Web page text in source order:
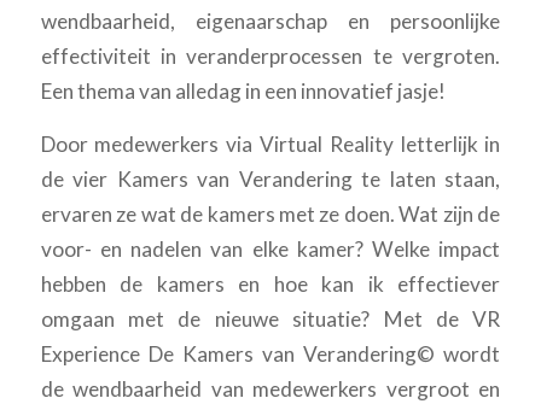
wendbaarheid, eigenaarschap en persoonlijke
effectiviteit in veranderprocessen te vergroten.
Een thema van alledag in een innovatief jasje!
Door medewerkers via Virtual Reality letterlijk in
de vier Kamers van Verandering te laten staan,
ervaren ze wat de kamers met ze doen. Wat zijn de
voor- en nadelen van elke kamer? Welke impact
hebben de kamers en hoe kan ik effectiever
omgaan met de nieuwe situatie? Met de VR
Experience De Kamers van Verandering© wordt
de wendbaarheid van medewerkers vergroot en